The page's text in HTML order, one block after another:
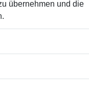
übernehmen und die